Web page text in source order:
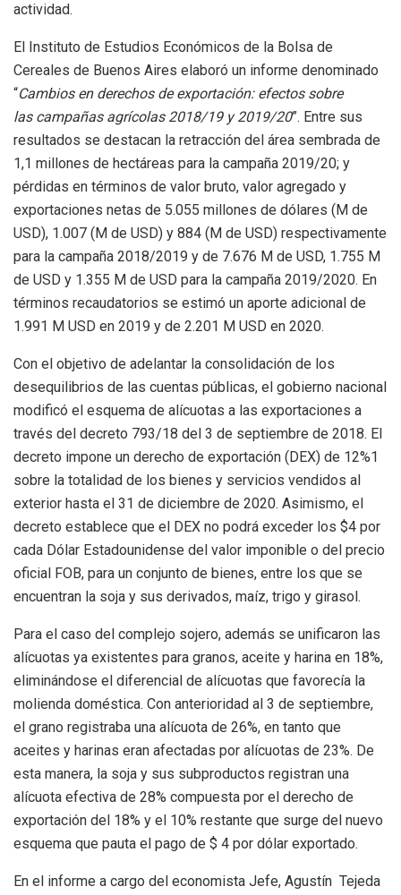
actividad.
El Instituto de Estudios Económicos de la Bolsa de
Cereales de Buenos Aires elaboró un informe denominado
“Cambios en derechos de exportación: efectos sobre
las campañasagrícolas 2018/19 y 2019/20”. Entre sus
resultados se destacan la retracción del área sembrada de
1,1 millones de hectáreas para la campaña 2019/20; y
pérdidas en términos de valor bruto, valor agregado y
exportaciones netas de 5.055 millones de dólares (M de
USD), 1.007 (M de USD) y 884 (M de USD) respectivamente
para la campaña 2018/2019 y de 7.676 M de USD, 1.755 M
de USD y 1.355 M de USD para la campaña 2019/2020. En
términos recaudatorios se estimó un aporte adicional de
1.991 M USD en 2019 y de 2.201 M USD en 2020.
Con el objetivo de adelantar la consolidación de los
desequilibrios de las cuentas públicas, el gobierno nacional
modificó el esquema de alícuotas a las exportaciones a
través del decreto 793/18 del 3 de septiembre de 2018. El
decreto impone un derecho de exportación (DEX) de 12%1
sobre la totalidad de los bienes y servicios vendidos al
exterior hasta el 31 de diciembre de 2020. Asimismo, el
decreto establece que el DEX no podrá exceder los $4 por
cada Dólar Estadounidense del valor imponible o del precio
oficial FOB, para un conjunto de bienes, entre los que se
encuentran la soja y sus derivados, maíz, trigo y girasol.
Para el caso del complejo sojero, además se unificaron las
alícuotas ya existentes para granos, aceite y harina en 18%,
eliminándose el diferencial de alícuotas que favorecía la
molienda doméstica. Con anterioridad al 3 de septiembre,
el grano registraba una alícuota de 26%, en tanto que
aceites y harinas eran afectadas por alícuotas de 23%. De
esta manera, la soja y sus subproductos registran una
alícuota efectiva de 28% compuesta por el derecho de
exportación del 18% y el 10% restante que surge del nuevo
esquema que pauta el pago de $ 4 por dólar exportado.
En el informe a cargo del economista Jefe, Agustín Tejeda